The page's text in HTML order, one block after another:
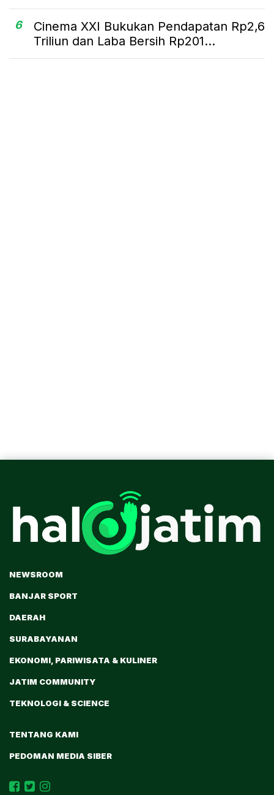
6
Cinema XXI Bukukan Pendapatan Rp2,6
Triliun dan Laba Bersih Rp201...
NEWSROOM
BANJAR SPORT
DAERAH
SURABAYANAN
EKONOMI, PARIWISATA & KULINER
JATIM COMMUNITY
TEKNOLOGI & SCIENCE
TENTANG KAMI
PEDOMAN MEDIA SIBER